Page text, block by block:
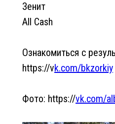
Зенит
All Cash
Ознакомиться с
https://vk.com/bkzorkiy
Фото: https://vk.com/